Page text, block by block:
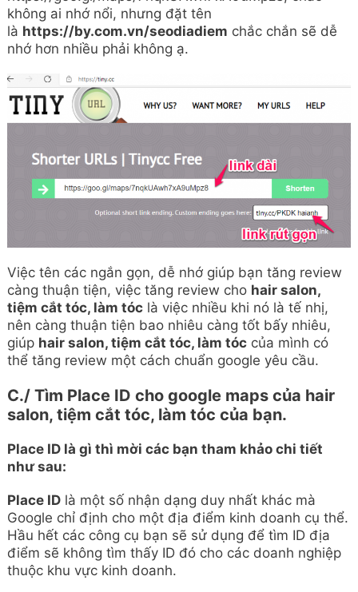
không ai nhớ nổi, nhưng đặt tên
là https://by.com.vn/seodiadiem chắc chắn sẽ dễ
nhớ hơn nhiều phải không ạ.
Việc tên các ngắn gọn, dễ nhớ giúp bạn tăng review
càng thuận tiện, việc tăng review cho hair salon,
tiệm cắt tóc, làm tóc là việc nhiều khi nó là tế nhị,
nên càng thuận tiện bao nhiêu càng tốt bấy nhiêu,
giúp hair salon, tiệm cắt tóc, làm tóc của mình có
thể tăng review một cách chuẩn google yêu cầu.
C./ Tìm Place ID cho google maps của hair
salon, tiệm cắt tóc, làm tóc của bạn.
Place ID là gì thì mời các bạn tham khảo chi tiết
như sau:
Place ID là một số nhận dạng duy nhất khác mà
Google chỉ định cho một địa điểm kinh doanh cụ thể.
Hầu hết các công cụ bạn sẽ sử dụng để tìm ID địa
điểm sẽ không tìm thấy ID đó cho các doanh nghiệp
thuộc khu vực kinh doanh.